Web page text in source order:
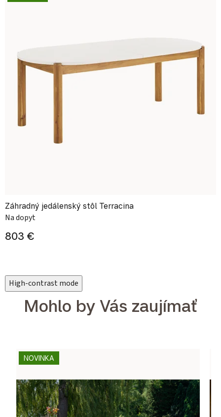
Záhradný jedálenský stôl Terracina
Na dopyt
803 €
High-contrast mode
Mohlo by Vás zaujímať
NOVINKA